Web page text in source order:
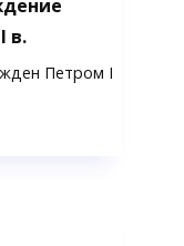
в.
Петром I